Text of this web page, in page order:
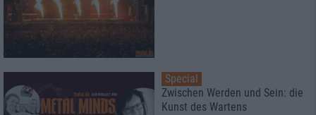
Special
Zwischen Werden und Sein: die
Kunst des Wartens